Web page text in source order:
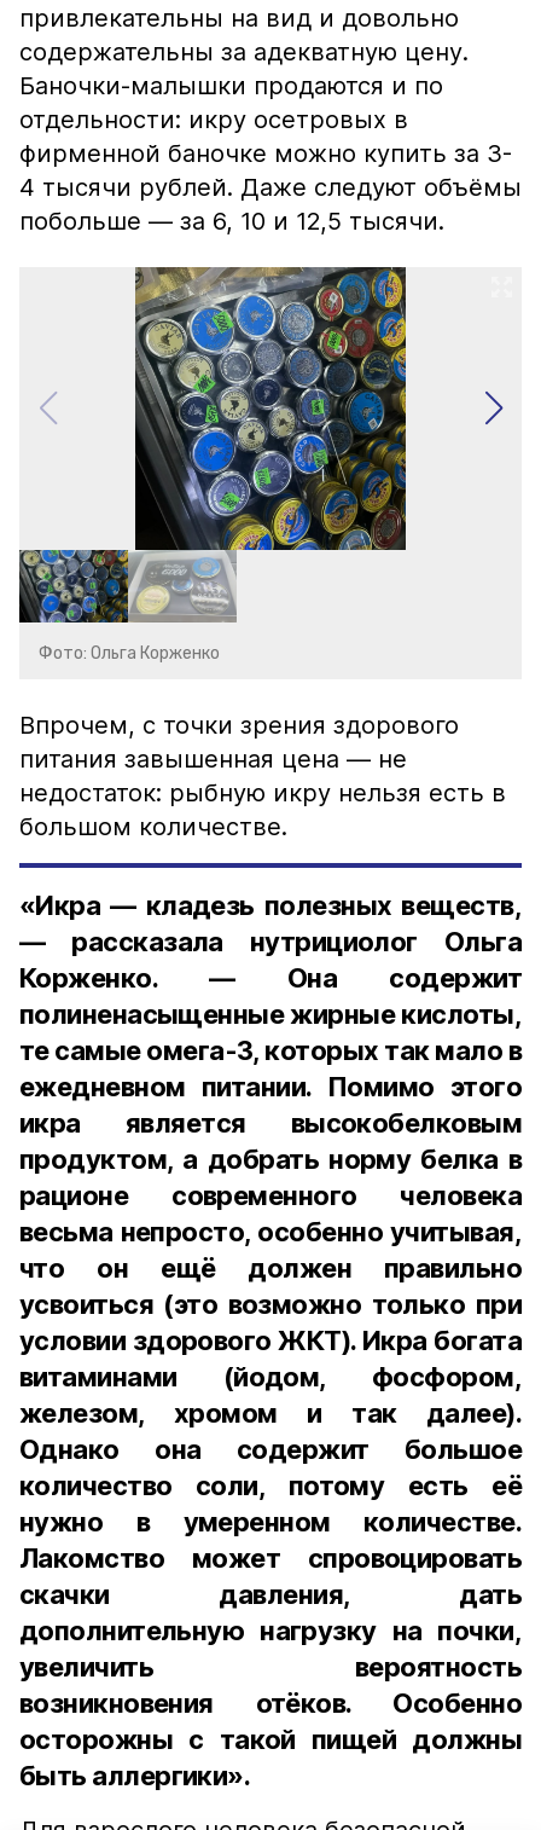
привлекательны на вид и довольно
содержательны за адекватную цену.
Баночки-малышки продаются и по
отдельности: икру осетровых в
фирменной баночке можно купить за 3-
4 тысячи рублей. Даже следуют объёмы
побольше — за 6, 10 и 12,5 тысячи.
Фото: Ольга Корженко
Впрочем, с точки зрения здорового
питания завышенная цена — не
недостаток: рыбную икру нельзя есть в
большом количестве.
«Икра — кладезь полезных веществ,
— рассказала нутрициолог Ольга
Корженко. — Она содержит
полиненасыщенные жирные кислоты,
те самые омега-3, которых так мало в
ежедневном питании. Помимо этого
икра является высокобелковым
продуктом, а добрать норму белка в
рационе современного человека
весьма непросто, особенно учитывая,
что он ещё должен правильно
усвоиться (это возможно только при
условии здорового ЖКТ). Икра богата
витаминами (йодом, фосфором,
железом, хромом и так далее).
Однако она содержит большое
количество соли, потому есть её
нужно в умеренном количестве.
Лакомство может спровоцировать
скачки давления, дать
дополнительную нагрузку на почки,
увеличить вероятность
возникновения отёков. Особенно
осторожны с такой пищей должны
быть аллергики».